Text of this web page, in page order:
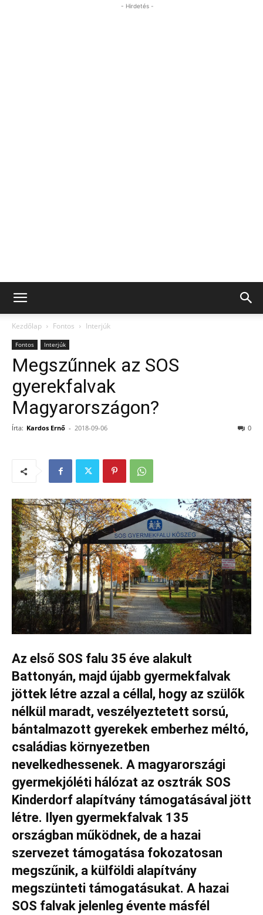
- Hirdetés -
Kezdőlap Fontos Interjúk
Fontos Interjúk
Megszűnnek az SOS
gyerekfalvak
Magyarországon?
Írta: Kardos Ernő - 2018-09-06 0
Az első SOS falu 35 éve alakult
Battonyán, majd újabb gyermekfalvak
jöttek létre azzal a céllal, hogy az szülők
nélkül maradt, veszélyeztetett sorsú,
bántalmazott gyerekek emberhez méltó,
családias környezetben
nevelkedhessenek. A magyarországi
gyermekjóléti hálózat az osztrák SOS
Kinderdorf alapítvány támogatásával jött
létre. Ilyen gyermekfalvak 135
országban működnek, de a hazai
szervezet támogatása fokozatosan
megszűnik, a külföldi alapítvány
megszünteti támogatásukat. A hazai
SOS falvak jelenleg évente másfél